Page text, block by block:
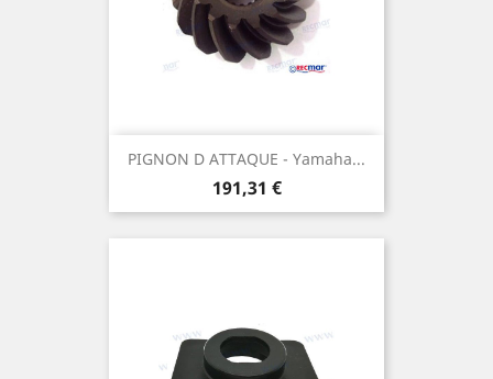
PIGNON D ATTAQUE - Yamaha...
Prix
191,31 €